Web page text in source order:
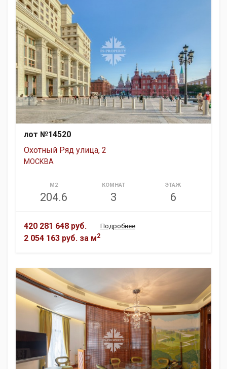
лот №14520
Охотный Ряд улица, 2
МОСКВА
М2
204.6
КОМНАТ
3
ЭТАЖ
6
420 281 648 руб.
2 054 163 руб. за м2
Подробнее